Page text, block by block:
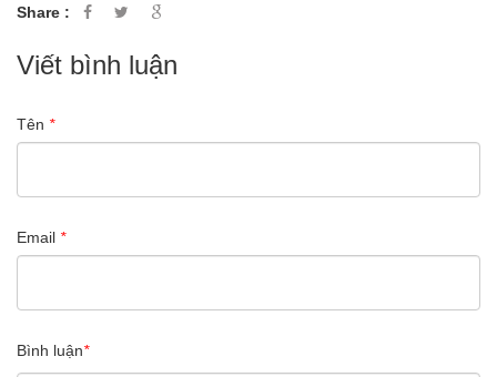
Share :
Viết bình luận
Tên *
Email *
Bình luận*